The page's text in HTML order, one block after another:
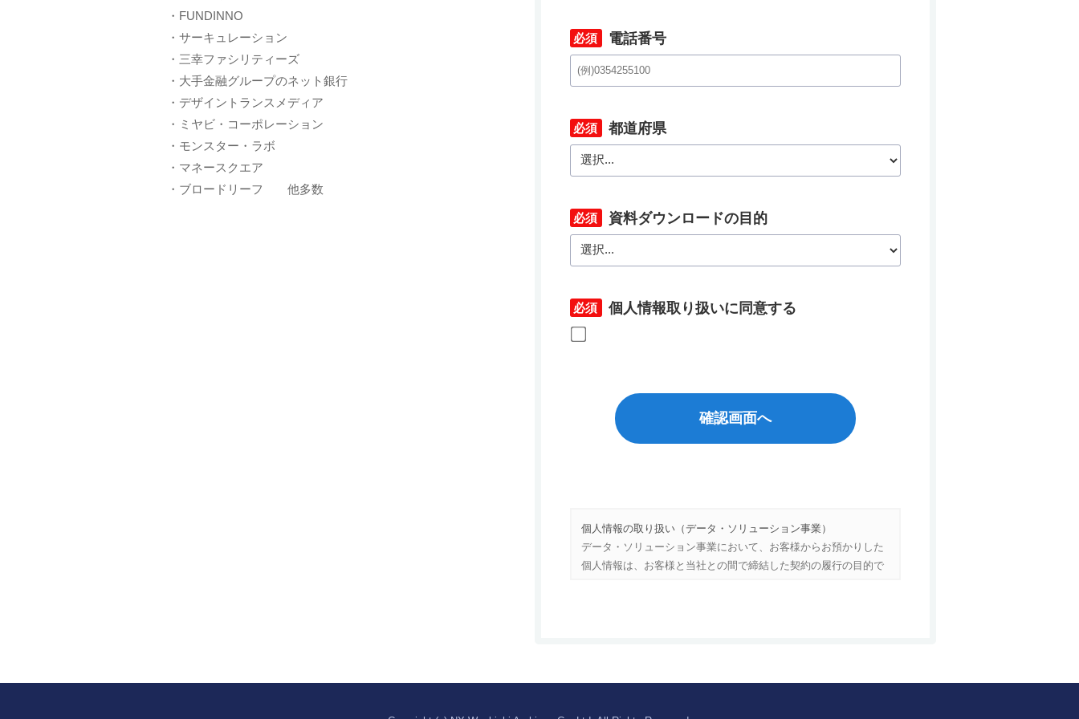
・FUNDINNO
・サーキュレーション
・三幸ファシリティーズ
・大手金融グループのネット銀行
・デザイントランスメディア
・ミヤビ・コーポレーション
・モンスター・ラボ
・マネースクエア
・ブロードリーフ 他多数
*
電話番号
*
都道府県
*
資料ダウンロードの目的
*
個人情報取り扱いに同意する
確認画面へ
個人情報の取り扱い（データ・ソリューション事業）
データ・ソリューション事業において、お客様からお預かりした
個人情報は、お客様と当社との間で締結した契約の履行の目的で